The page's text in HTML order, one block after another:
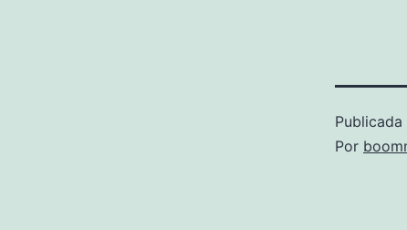
Publicada
Por